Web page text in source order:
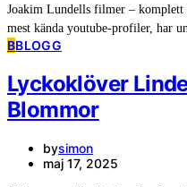
Joakim Lundells filmer – komplett
mest kända youtube-profiler, har
BBLOGG
Lyckoklöver
Blommor
bysimon
maj 17, 2025